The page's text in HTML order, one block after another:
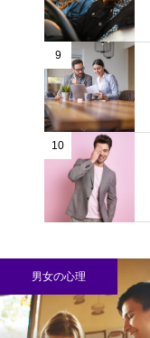
9
10
男女の心理